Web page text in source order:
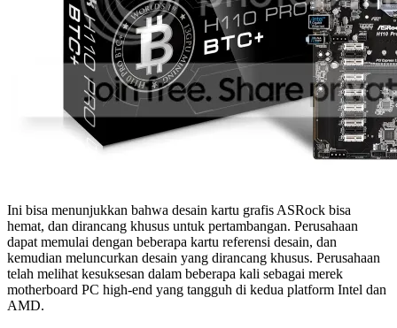
Ini bisa menunjukkan bahwa desain kartu grafis ASRock bisa
hemat, dan dirancang khusus untuk pertambangan. Perusahaan
dapat memulai dengan beberapa kartu referensi desain, dan
kemudian meluncurkan desain yang dirancang khusus. Perusahaan
telah melihat kesuksesan dalam beberapa kali sebagai merek
motherboard PC high-end yang tangguh di kedua platform Intel dan
AMD.